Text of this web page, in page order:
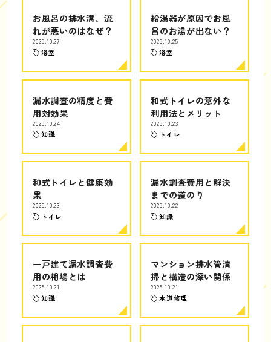
お風呂の排水溝、流
れが悪いのはなぜ？
2025.10.27
浴室
給湯器が原因でお風
呂のお湯が出ない？
2025.10.25
浴室
漏水調査の精度と費
用対効果
2025.10.24
知識
和式トイレの意外な
利用法とメリット
2025.10.23
トイレ
和式トイレと健康効
果
2025.10.23
トイレ
漏水調査費用と解決
までの道のり
2025.10.22
知識
一戸建て漏水調査費
用の相場とは
2025.10.21
知識
マンション排水管清
掃と構造の深い関係
2025.10.21
水道修理